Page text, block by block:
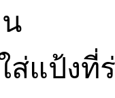
ส่แป้ง